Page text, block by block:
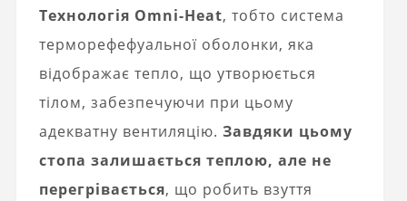
Технологія Omni-Heat, тобто система
терморефефуальної оболонки, яка
відображає тепло, що утворюється
тілом, забезпечуючи при цьому
адекватну вентиляцію. Завдяки цьому
стопа залишається теплою, але не
перегрівається, що робить взуття